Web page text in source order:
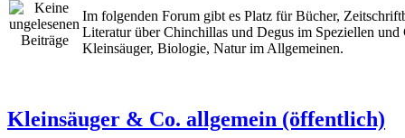
Im folgenden Forum gibt es Platz für Bücher,
Literatur über Chinchillas und Degus im Speziellen und
Kleinsäuger, Biologie, Natur im Allgemeinen.
Kleinsäuger & Co. allgemein (öffentlich)